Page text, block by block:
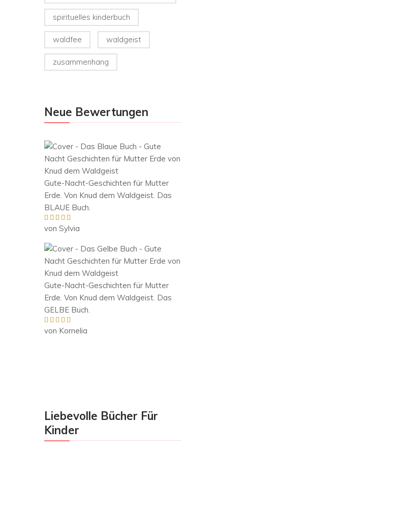
spirituelles kinderbuch
waldfee waldgeist
zusammenhang
Neue Bewertungen
Gute-Nacht-Geschichten für Mutter
Erde. Von Knud dem Waldgeist. Das
BLAUE Buch.
Bewertet mit
von Sylvia
Gute-Nacht-Geschichten für Mutter
Erde. Von Knud dem Waldgeist. Das
GELBE Buch.
Bewertet mit
von Kornelia
Liebevolle Bücher Für
Kinder